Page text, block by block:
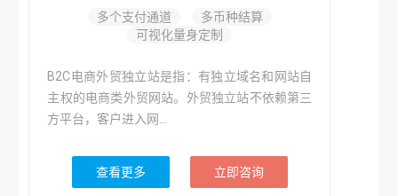
多个支付通道
多币种结算
可视化量身定制
B2C电商外贸独立站是指：有独立域名和网站自
主权的电商类外贸网站。外贸独立站不依赖第三
方平台，客户进入网...
查看更多 立即咨询